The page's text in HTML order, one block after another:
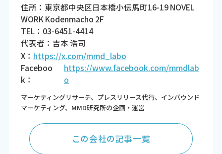
住所：東京都中央区日本橋小伝馬町16-19 NOVEL
WORK Kodenmacho 2F
TEL：03-6451-4414
代表者：吉本 浩司
X： https://x.com/mmd_labo
Faceboo
k：
https://www.facebook.com/mmdlab
o
マーケティングリサーチ、プレスリリース代行、インバウンド
マーケティング、MMD研究所の企画・運営
この会社の記事一覧